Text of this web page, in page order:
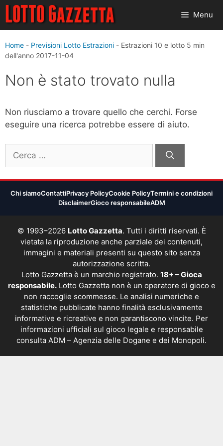
Vai
contenuto
Menu
Home - Previsioni Lotto Estrazioni - Estrazioni 10 e lotto 5 min
dell'anno 2017-11-04
Non è stato trovato nulla
Non riusciamo a trovare quello che cerchi. Forse
eseguire una ricerca potrebbe essere di aiuto.
per:
Chi siamoContattiPrivacy PolicyCookie PolicyTermini e condizioni
DisclaimerGioco responsabileADM
© 1993–2026 Lotto Gazzetta. Tutti i diritti riservati. È
vietata la riproduzione anche parziale dei contenuti,
immagini e materiali presenti su questo sito senza
autorizzazione scritta.
Lotto Gazzetta è un marchio registrato. 18+ – Gioca
responsabile.Lotto Gazzetta non è un operatore di gioco e
non raccoglie scommesse. Le analisi numeriche e
statistiche pubblicate hanno finalità esclusivamente
informative e ricreative e non garantiscono vincite. Per
informazioni ufficiali sul gioco legale e responsabile
consulta ADM – Agenzia delle Dogane e dei Monopoli.